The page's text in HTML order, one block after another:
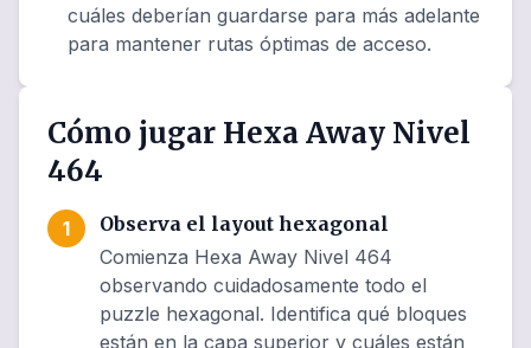
cuáles deberían guardarse para más adelante
para mantener rutas óptimas de acceso.
Cómo jugar Hexa Away Nivel
464
1
Observa el layout hexagonal
Comienza Hexa Away Nivel 464
observando cuidadosamente todo el
puzzle hexagonal. Identifica qué bloques
están en la capa superior y cuáles están